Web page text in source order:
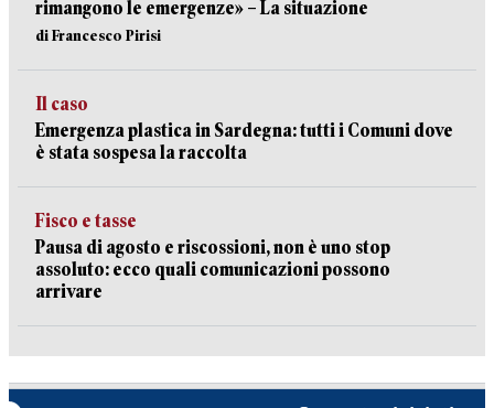
rimangono le emergenze» – La situazione
di Francesco Pirisi
Il caso
Emergenza plastica in Sardegna: tutti i Comuni dove
è stata sospesa la raccolta
Fisco e tasse
Pausa di agosto e riscossioni, non è uno stop
assoluto: ecco quali comunicazioni possono
arrivare